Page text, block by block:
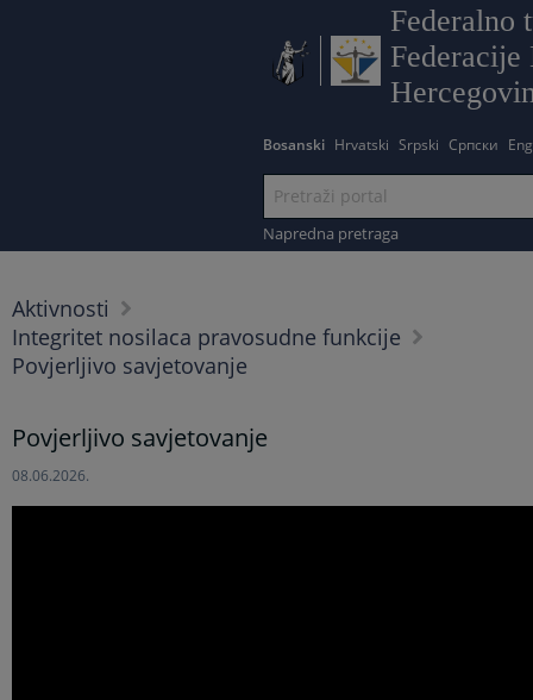
Federalno
Federacije
Bosanski Hrvatski Srpski Српски
Napredna pretraga
Aktivnosti
Integritet nosilaca pravosudne funkcije
Povjerljivo savjetovanje
Povjerljivo savjetovanje
08.06.2026.